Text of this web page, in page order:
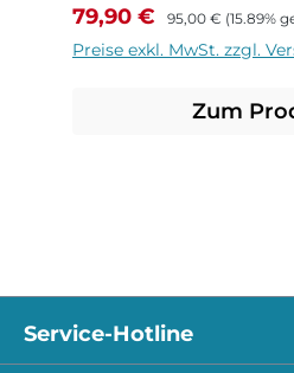
Verkaufspreis:
79,90 € Regulärer Preis:
95,00 € (15.89%
Preise exkl. MwSt. zzgl.
Zum
Service-Hotline